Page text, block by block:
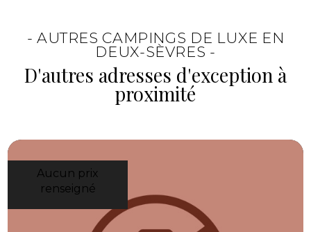
L’ensemble donne une expérience agréable,
soignée et facile à vivre.
- AUTRES CAMPINGS DE LUXE EN
DEUX-SÈVRES -
D'autres adresses d'exception à
proximité
Aucun prix
renseigné